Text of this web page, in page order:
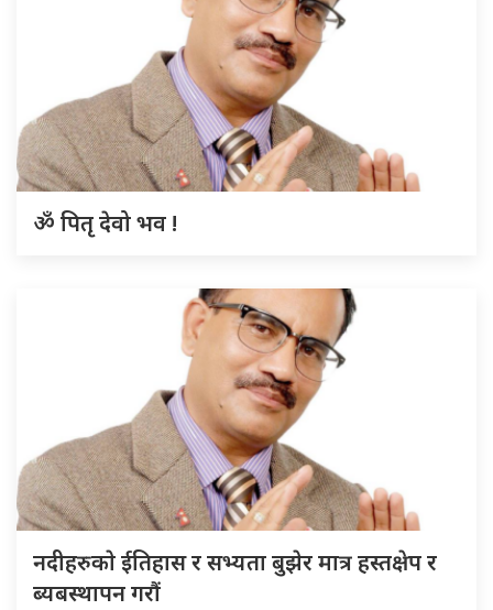
ॐ पितृ देवो भव !
नदीहरुकाे ईतिहास र सभ्यता बुझेर मात्र हस्तक्षेप र
ब्यबस्थापन गराैं